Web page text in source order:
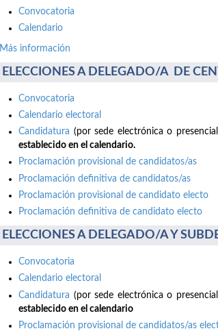
Convocatoria
Calendario
Más información
ELECCIONES A DELEGADO/A DE
Convocatoria
Calendario electoral
Candidatura (por sede electrónica o
establecido en el calendario.
Proclamación provisional de candidatos/as
Proclamación definitiva de candidatos/as
Proclamación provisional de candidato electo
Proclamación definitiva de candidato electo
ELECCIONES A DELEGADO/A Y
Convocatoria
Calendario electoral
Candidatura (por sede electrónica o
establecido en el calendario
Proclamación provisional de candidatos/as